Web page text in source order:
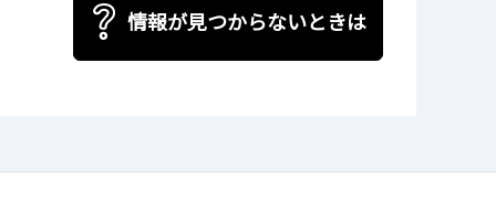
情報が見つからないときは